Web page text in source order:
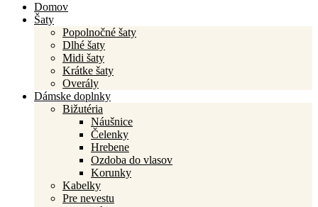
Domov
Šaty
Popolnočné šaty
Dlhé šaty
Midi šaty
Krátke šaty
Overály
Dámske doplnky
Bižutéria
Náušnice
Čelenky
Hrebene
Ozdoba do vlasov
Korunky
Kabelky
Pre nevestu